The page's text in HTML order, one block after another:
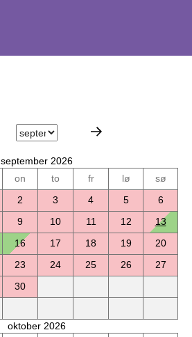
september 2026
on to fr lø
sø
2 3 4 5
6
9 10 11 12
13
16 17 18 19
20
23 24 25 26
27
30
oktober 2026